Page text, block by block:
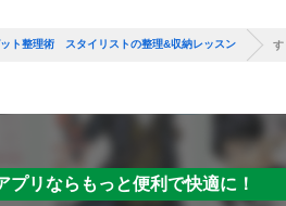
ト整理術 スタイリストの整理&収納レッスン す
プリならもっと便利で快適に！